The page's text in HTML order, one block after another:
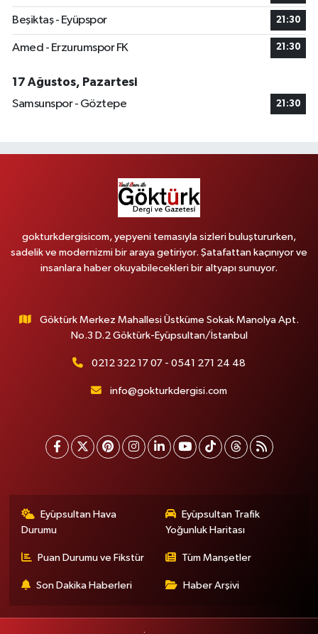
Beşiktaş - Eyüpspor 21:30
Amed - Erzurumspor FK 21:30
17 Ağustos, Pazartesi
Samsunspor - Göztepe
21:30
gokturkdergisicom, yepyeni temasıyla sizleri buluştururken,
sadelik ve modernizmi bir araya getiriyor. Şatafattan kaçınıyor ve
insanlara haber okuyabilecekleri bir altyapı sunuyor.
Göktürk Merkez Mahallesi Üstküme Sokak Manolya Apt.
No.3 D.2 Göktürk-Eyüpsultan/İstanbul
0212 322 17 07 - 0541 271 24 48
info@gokturkdergisi.com
Eyüpsultan Hava
Durumu
Eyüpsultan Trafik
Yoğunluk Haritası
Puan Durumu ve Fikstür Tüm Manşetler
Son Dakika Haberleri Haber Arşivi